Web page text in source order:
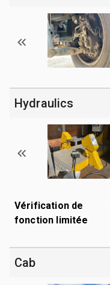
Hydraulics
Vérification de
fonction limitée
Cab